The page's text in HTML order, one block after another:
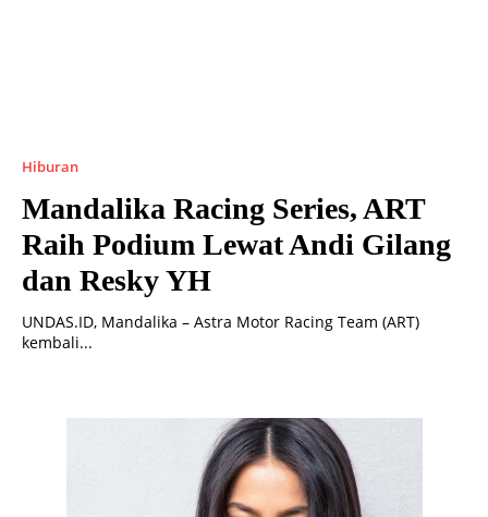
Hiburan
Mandalika Racing Series, ART
Raih Podium Lewat Andi Gilang
dan Resky YH
UNDAS.ID, Mandalika – Astra Motor Racing Team (ART)
kembali...